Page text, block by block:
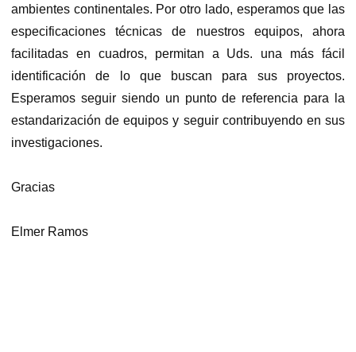
ambientes continentales. Por otro lado, esperamos que las
especificaciones técnicas de nuestros equipos, ahora
facilitadas en cuadros, permitan a Uds. una más fácil
identificación de lo que buscan para sus proyectos.
Esperamos seguir siendo un punto de referencia para la
estandarización de equipos y seguir contribuyendo en sus
investigaciones.
Gracias
Elmer Ramos